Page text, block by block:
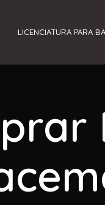
LICENCIATURA PARA